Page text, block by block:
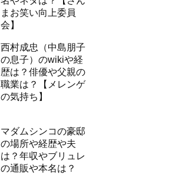
まお笑い向上委員
会】
西村成忠（中島朋子
の息子）のwikiや経
歴は？俳優や父親の
職業は？【メレンゲ
の気持ち】
マダムシンコの豪邸
の場所や経歴や夫
は？年収やブリュレ
の通販や本名は？